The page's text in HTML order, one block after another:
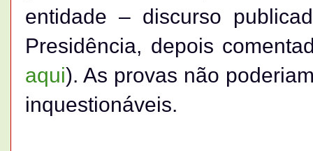
entidade – discurso
Presidência, depois
aqui). As provas não
inquestionáveis.